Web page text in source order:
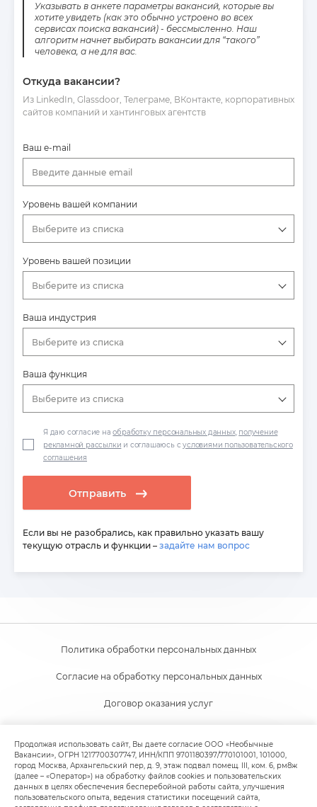
Указывать в анкете параметры вакансий, которые вы
хотите увидеть (как это обычно устроено во всех
сервисах поиска вакансий) - бессмысленно. Наш
алгоритм начнет выбирать вакансии для “такого”
человека, а не для вас.
Откуда вакансии?
Из LinkedIn, Glassdoor, Телеграме, ВКонтакте, корпоративных
сайтов компаний и хантинговых агентств
Ваш e-mail
Введите данные email
Уровень вашей компании
Выберите из списка
Уровень вашей позиции
Выберите из списка
Ваша индустрия
Выберите из списка
Ваша функция
Выберите из списка
Я даю согласие наобработку персональных данных, получение
рекламной рассылки и соглашаюсь сусловиями пользовательского
соглашения
Отправить
Если вы не разобрались, как правильно указать вашу
текущую отрасль и функции – задайте нам вопрос
Политика обработки персональных данных
Согласие на обработку персональных данных
Договор оказания услуг
Пользовательское соглашение
Политика обработки файлов cookie
Продолжая использовать сайт, Вы даете согласие ООО «Необычные
Вакансии», ОГРН 1217700307747, ИНН/КПП 9701180397/770101001, 101000,
город Москва, Архангельский пер, д. 9, этаж подвал помещ. III, ком. 6, рм8ж
(далее – «Оператор») на обработку файлов cookies и пользовательских
данных в целях обеспечения бесперебойной работы сайта, улучшения
пользовательского опыта, ведения статистики посещений сайта,